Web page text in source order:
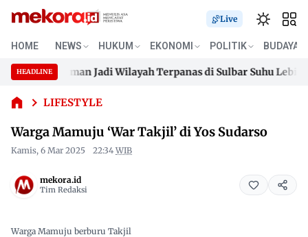
Live
HOME NEWS HUKUM EKONOMI POLITIK BUDAYA
HEADLINEPolman Jadi Wilayah Terpanas di Sulbar Suhu Lebih
Polman Jadi Wilayah Terpanas di Sulbar Suhu Lebih
LIFESTYLE
Warga
Mamuju
Takjil’
Sudarso
Warga Mamuju ‘War Takjil’ di Yos Sudarso
Kamis, 6 Mar 2025 22:34 WIB
mekora.id
Tim Redaksi
Warga Mamuju berburu Takjil